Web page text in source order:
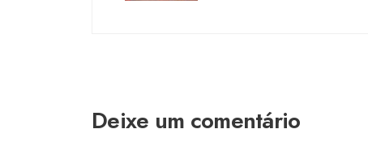
Deixe um comentário